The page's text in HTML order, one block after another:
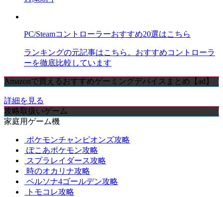
PC/Steamコントローラーおすすめ20選はこちら
ランキングの元記事はこちら。おすすめコントローラ
ーを徹底比較しています
Amazonで買えるおすすめゲーミングデバイスまとめ【ad】
詳細を見る
攻略取扱いゲーム
家庭用ゲーム機
ポケモンチャンピオンズ攻略
ぽこあポケモン攻略
スプラレイダース攻略
時のオカリナ攻略
ペルソナ4ゴールデン攻略
トモコレ攻略